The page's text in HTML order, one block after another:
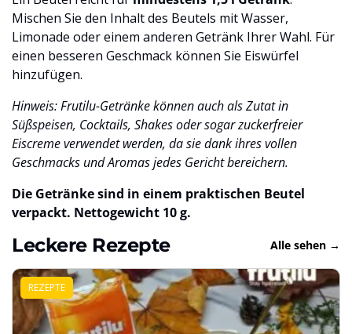
Mischen Sie den Inhalt des Beutels mit Wasser,
Limonade oder einem anderen Getränk Ihrer Wahl. Für
einen besseren Geschmack können Sie Eiswürfel
hinzufügen.
Hinweis: Frutilu-Getränke können auch als Zutat in
Süßspeisen, Cocktails, Shakes oder sogar zuckerfreier
Eiscreme verwendet werden, da sie dank ihres vollen
Geschmacks und Aromas jedes Gericht bereichern.
Die Getränke sind in einem praktischen Beutel
verpackt. Nettogewicht 10 g.
Leckere Rezepte Alle sehen →
REZEPTE